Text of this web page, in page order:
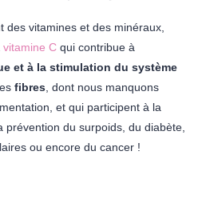
des vitamines et des minéraux,
vitamine C qui contribue à
et à la stimulation du système
fibres , dont nous manquons
et qui participent à la
prévention du surpoids, du diabète,
ou encore du cancer !